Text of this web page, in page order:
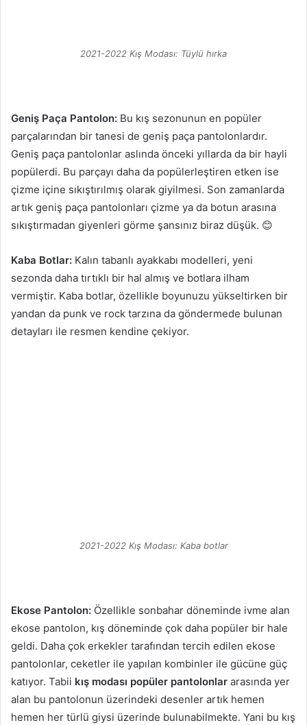
2021-2022 Kış Modası: Tüylü hırka
Geniş Paça Pantolon: Bu kış sezonunun en popüler
parçalarından bir tanesi de geniş paça pantolonlardır.
Geniş paça pantolonlar aslında önceki yıllarda da bir hayli
popülerdi. Bu parçayı daha da popülerleştiren etken ise
çizme içine sıkıştırılmış olarak giyilmesi. Son zamanlarda
artık geniş paça pantolonları çizme ya da botun arasına
sıkıştırmadan giyenleri görme şansınız biraz düşük. 😊
Kaba Botlar: Kalın tabanlı ayakkabı modelleri, yeni
sezonda daha tırtıklı bir hal almış ve botlara ilham
vermiştir. Kaba botlar, özellikle boyunuzu yükseltirken bir
yandan da punk ve rock tarzına da göndermede bulunan
detayları ile resmen kendine çekiyor.
2021-2022 Kış Modası: Kaba botlar
Ekose Pantolon: Özellikle sonbahar döneminde ivme alan
ekose pantolon, kış döneminde çok daha popüler bir hale
geldi. Daha çok erkekler tarafından tercih edilen ekose
pantolonlar, ceketler ile yapılan kombinler ile gücüne güç
katıyor. Tabii kış modası popüler pantolonlar arasında yer
alan bu pantolonun üzerindeki desenler artık hemen
hemen her türlü giysi üzerinde bulunabilmekte. Yani bu kış